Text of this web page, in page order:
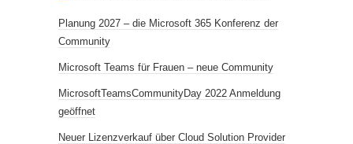
Planung 2027 – die Microsoft 365 Konferenz der
Community
Microsoft Teams für Frauen – neue Community
MicrosoftTeamsCommunityDay 2022 Anmeldung
geöffnet
Neuer Lizenzverkauf über Cloud Solution Provider